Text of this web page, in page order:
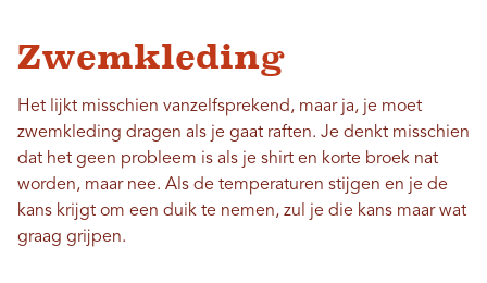
Zwemkleding
Het lijkt misschien vanzelfsprekend, maar ja, je moet
zwemkleding dragen als je gaat raften. Je denkt misschien
dat het geen probleem is als je shirt en korte broek nat
worden, maar nee. Als de temperaturen stijgen en je de
kans krijgt om een ​​duik te nemen, zul je die kans maar wat
graag grijpen.